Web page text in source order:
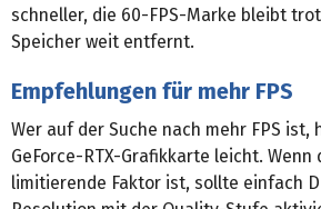
schneller, die 60-FPS-Marke bleibt
Speicher weit entfernt.
Empfehlungen für mehr FPS
Wer auf der Suche nach mehr FPS ist,
GeForce-RTX-Grafikkarte leicht. Wenn
limitierende Faktor ist, sollte einfach